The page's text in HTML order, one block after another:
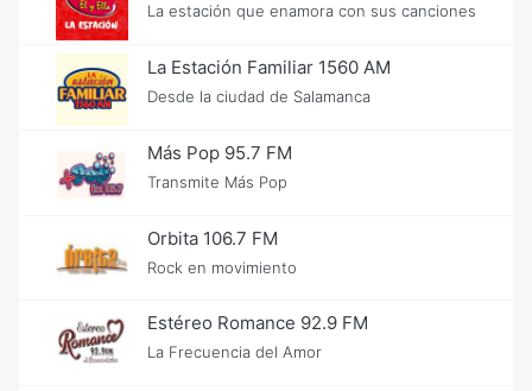
La estación que enamora con sus canciones
La Estación Familiar 1560 AM
Desde la ciudad de Salamanca
Más Pop 95.7 FM
Transmite Más Pop
Orbita 106.7 FM
Rock en movimiento
Estéreo Romance 92.9 FM
La Frecuencia del Amor